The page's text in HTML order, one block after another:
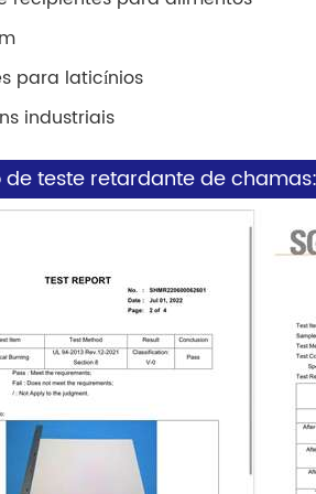
para laticínios
industriais
de teste retardante de chamas: